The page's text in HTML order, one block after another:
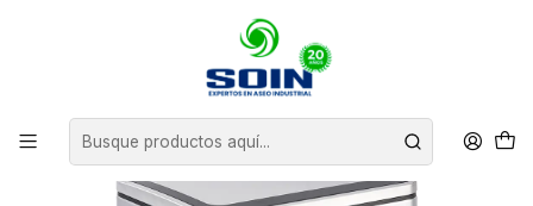
BASUREROS DE ACERO
BASURERO ACERO INOXIDABLE CIERRE SUAVE DUO 15 L X2 SOIN